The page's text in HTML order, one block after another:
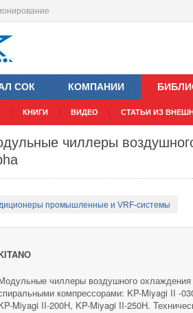
СОК КОМПАНИИ
КНИГИ ВИДЕО СТАТЬИ ИЗ
чиллеры
промышленные и VRF-системы
чиллеры воздушного
компрессорами: KP-Miyagi II -
Miyagi II-200H, KP-Miyagi II-250H.